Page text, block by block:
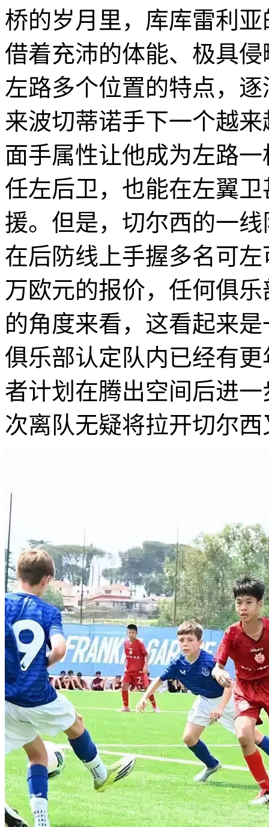
桥的岁月里，库库雷利
借着充沛的体能、极具
左路多个位置的特点，
来波切蒂诺手下一个越
面手属性让他成为左路
任左后卫，也能在左翼
援。但是，切尔西的一
在后防线上手握多名可
万欧元的报价，任何俱
的角度来看，这看起来
俱乐部认定队内已经有
者计划在腾出空间后进
次离队无疑将拉开切尔